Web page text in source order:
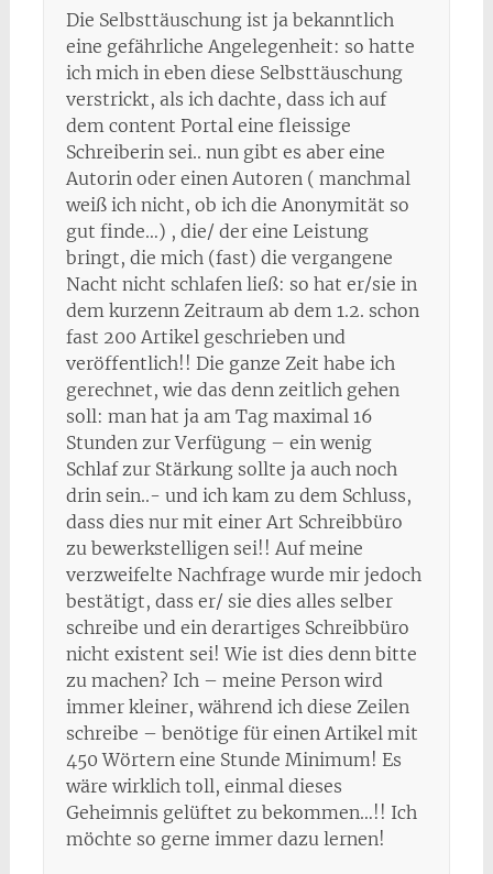
Die Selbsttäuschung ist ja bekanntlich
eine gefährliche Angelegenheit: so hatte
ich mich in eben diese Selbsttäuschung
verstrickt, als ich dachte, dass ich auf
dem content Portal eine fleissige
Schreiberin sei.. nun gibt es aber eine
Autorin oder einen Autoren ( manchmal
weiß ich nicht, ob ich die Anonymität so
gut finde…) , die/ der eine Leistung
bringt, die mich (fast) die vergangene
Nacht nicht schlafen ließ: so hat er/sie in
dem kurzenn Zeitraum ab dem 1.2. schon
fast 200 Artikel geschrieben und
veröffentlich!! Die ganze Zeit habe ich
gerechnet, wie das denn zeitlich gehen
soll: man hat ja am Tag maximal 16
Stunden zur Verfügung – ein wenig
Schlaf zur Stärkung sollte ja auch noch
drin sein..- und ich kam zu dem Schluss,
dass dies nur mit einer Art Schreibbüro
zu bewerkstelligen sei!! Auf meine
verzweifelte Nachfrage wurde mir jedoch
bestätigt, dass er/ sie dies alles selber
schreibe und ein derartiges Schreibbüro
nicht existent sei! Wie ist dies denn bitte
zu machen? Ich – meine Person wird
immer kleiner, während ich diese Zeilen
schreibe – benötige für einen Artikel mit
450 Wörtern eine Stunde Minimum! Es
wäre wirklich toll, einmal dieses
Geheimnis gelüftet zu bekommen…!! Ich
möchte so gerne immer dazu lernen!